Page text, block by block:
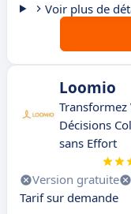
Voir plus de
Loomio
Transformez
Décisions
sans Effort
Version gratuite
Tarif sur demande